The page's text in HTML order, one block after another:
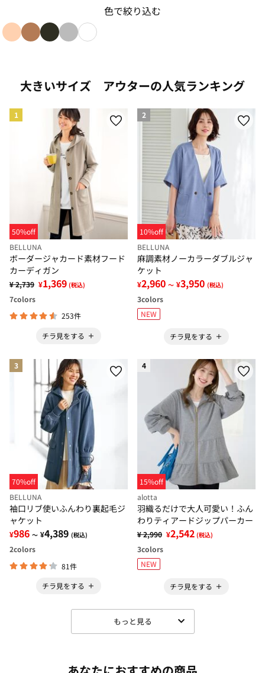
色で絞り込む
大きいサイズ アウターの人気ランキング
1
50%off
BELLUNA
ボーダージャカード素材フード
カーディガン
¥ 2,739 ¥1,369 (税込)
7colors
253件
チラ見をする
2
10%off
BELLUNA
麻調素材ノーカラーダブルジャ
ケット
¥2,960 ～ ¥3,950 (税込)
3colors
NEW
チラ見をする
3
70%off
BELLUNA
袖口リブ使いふんわり裏起毛ジ
ャケット
¥986 ～ ¥4,389 (税込)
2colors
81件
チラ見をする
4
15%off
alotta
羽織るだけで大人可愛い！ふん
わりティアードジップパーカー
¥ 2,990 ¥2,542 (税込)
3colors
NEW
チラ見をする
もっと見る